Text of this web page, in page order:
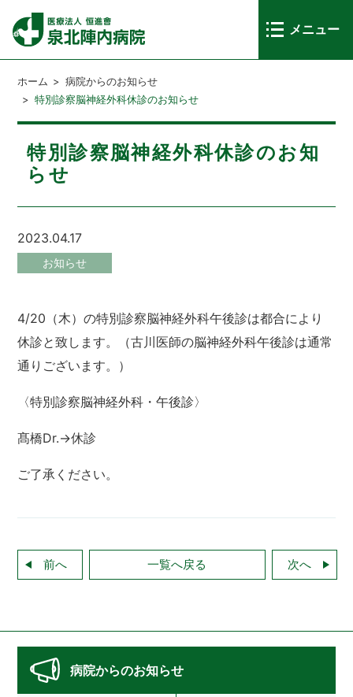
メニュー
ホーム > 病院からのお知らせ
> 特別診察脳神経外科休診のお知らせ
特別診察脳神経外科休診のお知
らせ
2023.04.17
お知らせ
4/20（木）の特別診察脳神経外科午後診は都合により
休診と致します。（古川医師の脳神経外科午後診は通常
通りございます。）
〈特別診察脳神経外科・午後診〉
髙橋Dr.→休診
ご了承ください。
前へ 一覧へ戻る 次へ
病院からのお知らせ